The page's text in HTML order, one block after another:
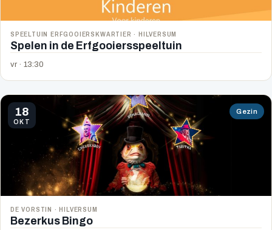
SPEELTUIN ERFGOOIERSKWARTIER · HILVERSUM
Spelen in de Erfgooiersspeeltuin
vr · 13:30
18
OKT
Gezin
DE VORSTIN · HILVERSUM
Bezerkus Bingo